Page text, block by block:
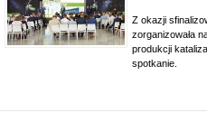
Z okazji
zorganizowała
produkcji
spotkanie.